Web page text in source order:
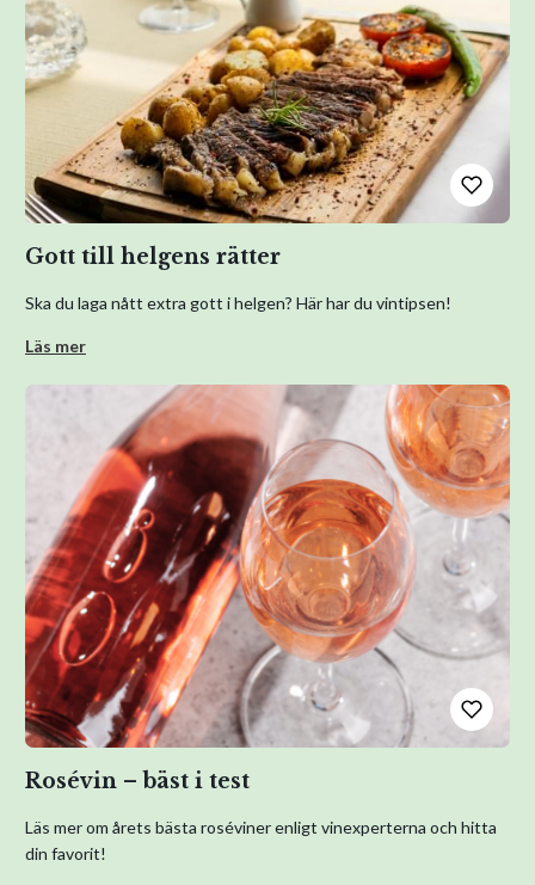
Gott till helgens rätter
Ska du laga nått extra gott i helgen? Här har du vintipsen!
Läs mer
Rosévin – bäst i test
Läs mer om årets bästa roséviner enligt vinexperterna och hitta
din favorit!